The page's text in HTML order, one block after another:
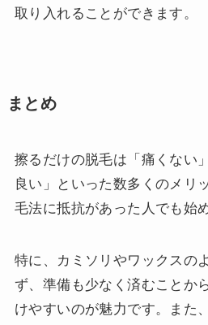
取り入れることができます。
まとめ
擦るだけの脱毛は「痛くない
良い」といった数多くのメリ
毛法に抵抗があった人でも始
特に、カミソリやワックスの
ず、準備も少なく済むことか
けやすいのが魅力です。また